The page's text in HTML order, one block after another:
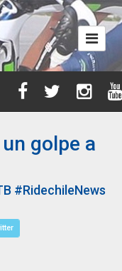
golpe a
#RidechileNews